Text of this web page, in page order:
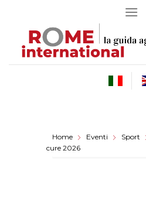
Home Eventi Sport
cure 2026